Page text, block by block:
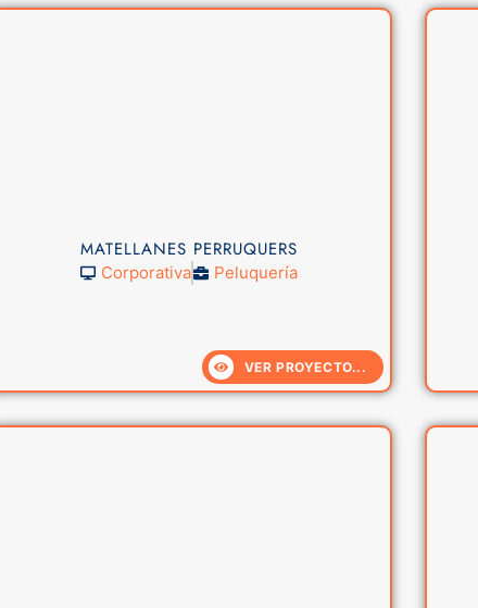
MATELLANES PERRUQUERS
Corporativa Peluquería
VER PROYECTO...